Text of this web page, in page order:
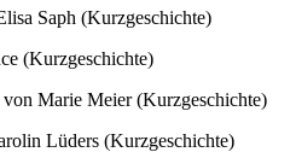
Saph (Kurzgeschichte)
(Kurzgeschichte)
Marie Meier (Kurzgeschichte)
Lüders (Kurzgeschichte)